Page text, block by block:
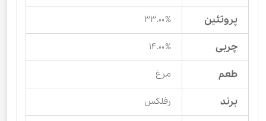
پروتئین ۳۳.۰۰%
چربی ۱۴.۰۰%
طعم مرغ
برند رفلکس